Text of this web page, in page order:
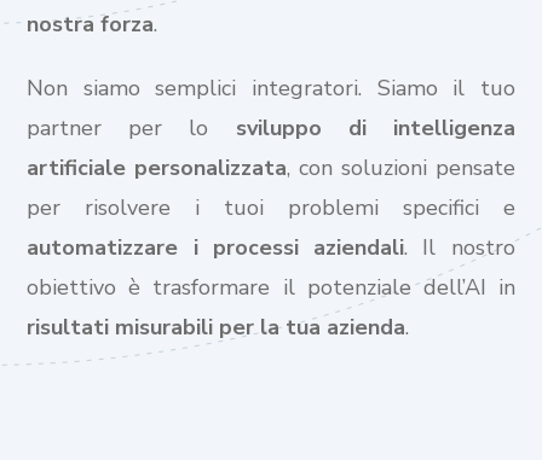
nostra forza.
Non siamo semplici integratori. Siamo il tuo
partner per lo sviluppo di intelligenza
artificiale personalizzata, con soluzioni pensate
per risolvere i tuoi problemi specifici e
automatizzare i processi aziendali. Il nostro
obiettivo è trasformare il potenziale dell’AI in
risultati misurabili per la tua azienda.